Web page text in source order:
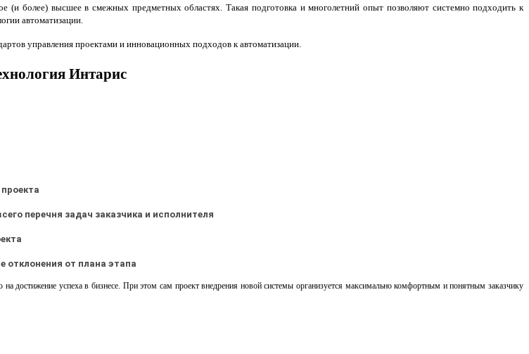
(и более) высшее в смежных предметных областях. Такая подготовка и многолетний опыт позволяют системно подходить к
автоматизации.
управления проектами и инновационных подходов к автоматизации.
Интарис
перечня задач заказчика и исполнителя
отклонения от плана этапа
достижение успеха в бизнесе. При этом сам проект внедрения новой системы организуется максимально комфортным и понятным заказчику